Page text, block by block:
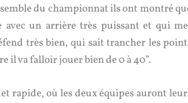
du championnat ils ont montré
avec un arrière très puissant et qui
très bien, qui sait trancher les
il va falloir jouer bien de 0 à 40”.
rapide, où les deux équipes auront